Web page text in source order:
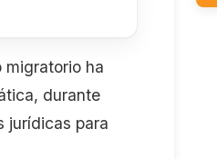
migratorio ha
durante
jurídicas para